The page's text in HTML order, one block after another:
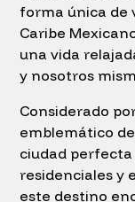
forma única de
Caribe
una vida
y nosotros
Considerado
emblemático
ciudad
residenciales y
este destino